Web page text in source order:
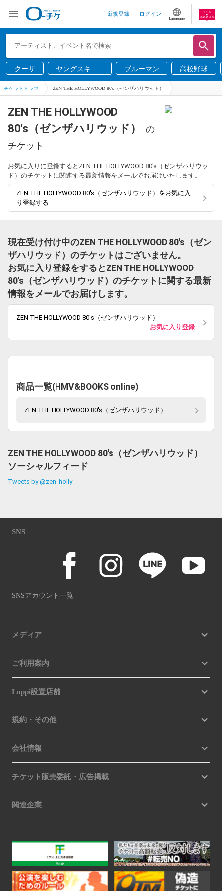
新規登録 ログイン
Language
クーザ
ヤングスキニ
ー
ブルーマン 高校野球
チケットトップ ZEN THE HOLLYWOOD 80's（ゼンザハリウッド）
ZEN THE HOLLYWOOD
80's（ゼンザハリウッド）
の
チケット
お気に入りに登録するとZEN THE HOLLYWOOD 80's（ゼンザハリウッ
ド）のチケットに関連する最新情報をメールでお届けいたします。
ZEN THE HOLLYWOOD 80's（ゼンザハリウッド）をお気に入
り登録する
現在受け付け中のZEN THE HOLLYWOOD 80's（ゼン
ザハリウッド）のチケットはございません。
お気に入り登録をするとZEN THE HOLLYWOOD
80's（ゼンザハリウッド）のチケットに関する最新
情報をメールでお届けします。
ZEN THE HOLLYWOOD 80's（ゼンザハリウッド）
お気に入り登録
商品一覧(HMV&BOOKS online)
ZEN THE HOLLYWOOD 80's（ゼンザハリウッド）
ZEN THE HOLLYWOOD 80's（ゼンザハリウッド）
ソーシャルフィード
Tweets by @zen_holly
SNS
SNSアカウント一覧
メディア
ご利用案内
Loppi設置店舗
規約・その他
会社情報
チケット販売委託・広告掲載
関連企業